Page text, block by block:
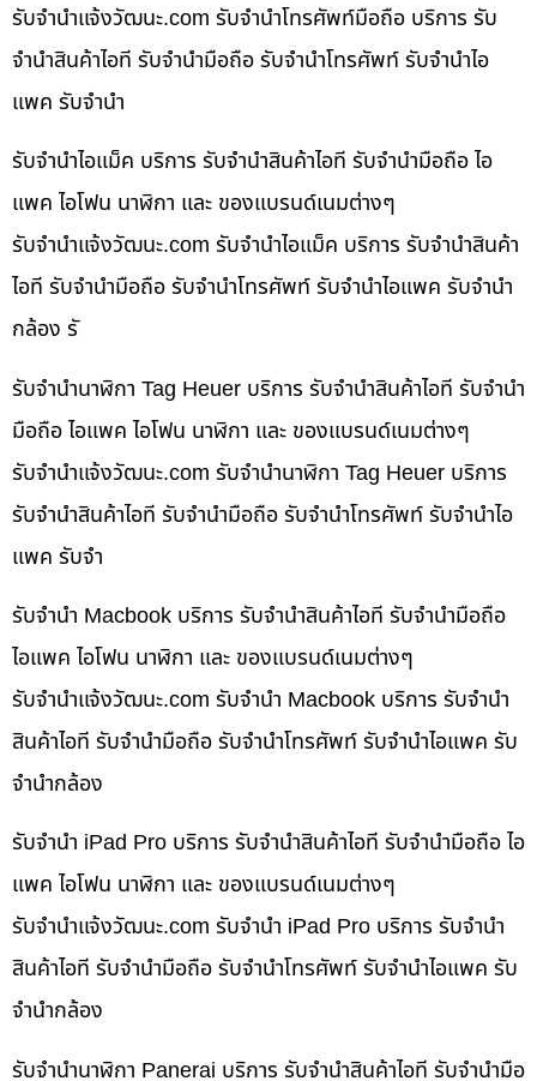
รับจํานําแจ้งวัฒนะ.com รับจำนำโทรศัพท์มือถือ บริการ รับ
จำนำสินค้าไอที รับจำนำมือถือ รับจำนำโทรศัพท์ รับจำนำไอ
แพค รับจำนำ
รับจำนำไอแม็ค บริการ รับจำนำสินค้าไอที รับจำนำมือถือ ไอ
แพค ไอโฟน นาฬิกา และ ของแบรนด์เนมต่างๆ
รับจํานําแจ้งวัฒนะ.com รับจำนำไอแม็ค บริการ รับจำนำสินค้า
ไอที รับจำนำมือถือ รับจำนำโทรศัพท์ รับจำนำไอแพค รับจำนำ
กล้อง รั
รับจำนำนาฬิกา Tag Heuer บริการ รับจำนำสินค้าไอที รับจำนำ
มือถือ ไอแพค ไอโฟน นาฬิกา และ ของแบรนด์เนมต่างๆ
รับจํานําแจ้งวัฒนะ.com รับจำนำนาฬิกา Tag Heuer บริการ
รับจำนำสินค้าไอที รับจำนำมือถือ รับจำนำโทรศัพท์ รับจำนำไอ
แพค รับจำ
รับจำนำ Macbook บริการ รับจำนำสินค้าไอที รับจำนำมือถือ
ไอแพค ไอโฟน นาฬิกา และ ของแบรนด์เนมต่างๆ
รับจํานําแจ้งวัฒนะ.com รับจำนำ Macbook บริการ รับจำนำ
สินค้าไอที รับจำนำมือถือ รับจำนำโทรศัพท์ รับจำนำไอแพค รับ
จำนำกล้อง
รับจำนำ iPad Pro บริการ รับจำนำสินค้าไอที รับจำนำมือถือ ไอ
แพค ไอโฟน นาฬิกา และ ของแบรนด์เนมต่างๆ
รับจํานําแจ้งวัฒนะ.com รับจำนำ iPad Pro บริการ รับจำนำ
สินค้าไอที รับจำนำมือถือ รับจำนำโทรศัพท์ รับจำนำไอแพค รับ
จำนำกล้อง
รับจำนำนาฬิกา Panerai บริการ รับจำนำสินค้าไอที รับจำนำมือ